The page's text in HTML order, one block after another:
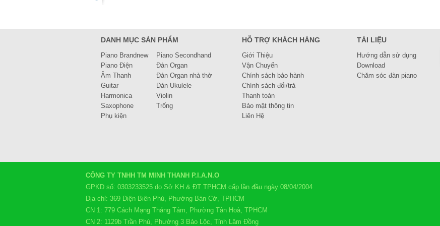
DANH MỤC SẢN PHẨM
Piano Brandnew
Piano Secondhand
Piano Điện
Đàn Organ
Âm Thanh
Đàn Organ nhà thờ
Guitar
Đàn Ukulele
Harmonica
Violin
Saxophone
Trống
Phụ kiện
HỖ TRỢ KHÁCH HÀNG
Giới Thiệu
Vận Chuyển
Chính sách bảo hành
Chính sách đổi/trả
Thanh toán
Bảo mật thông tin
Liên Hệ
TÀI LIỆU
Hướng dẫn sử dụng
Download
Chăm sóc đàn piano
CÔNG TY TNHH TM MINH THANH P.I.A.N.O
GPKD số: 0303233525 do Sở KH & ĐT TPHCM cấp lần đầu ngày 08/04/2004
Địa chỉ: 369 Điện Biên Phủ, Phường Bàn Cờ, TPHCM
CN 1: 779 Cách Mạng Tháng Tám, Phường Tân Hoà, TPHCM
CN 2: 1129b Trần Phú, Phường 3 Bảo Lộc, Tỉnh Lâm Đồng